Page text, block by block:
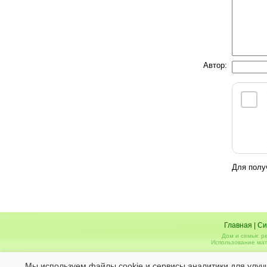
Автор:
Для
Главная
Дом и семья:
Использование